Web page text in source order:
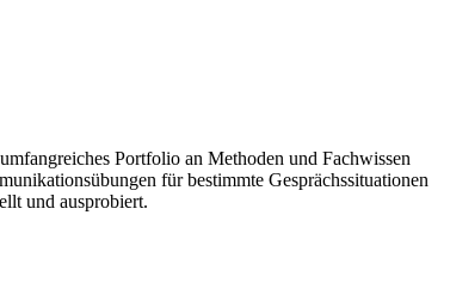
Portfolio an Methoden und Fachwissen
für bestimmte Gesprächssituationen
und ausprobiert.